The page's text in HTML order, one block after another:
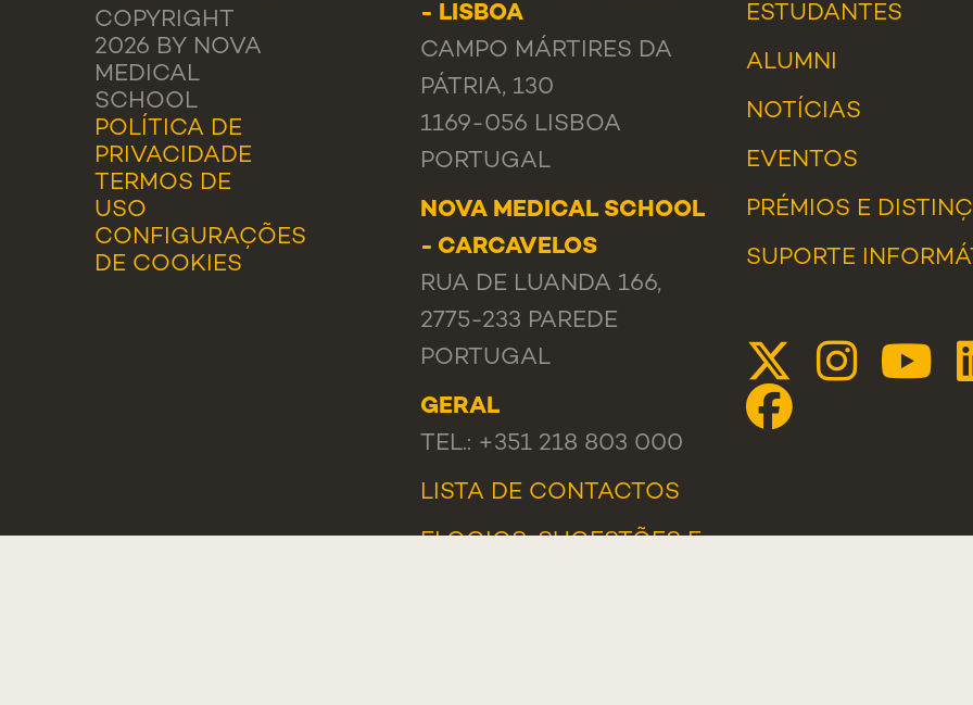
COPYRIGHT
2026 BY NOVA
MEDICAL
SCHOOL
POLÍTICA DE
PRIVACIDADE
TERMOS DE
USO
CONFIGURAÇÕES
DE COOKIES
- LISBOA
CAMPO MÁRTIRES DA
PÁTRIA, 130
1169-056 LISBOA
PORTUGAL
NOVA MEDICAL SCHOOL
- CARCAVELOS
RUA DE LUANDA 166,
2775-233 PAREDE
PORTUGAL
GERAL
TEL.: +351 218 803 000
LISTA DE CONTACTOS
ELOGIOS, SUGESTÕES E
ESTUDANTES
ALUMNI
NOTÍCIAS
EVENTOS
PRÉMIOS E
SUPORTE